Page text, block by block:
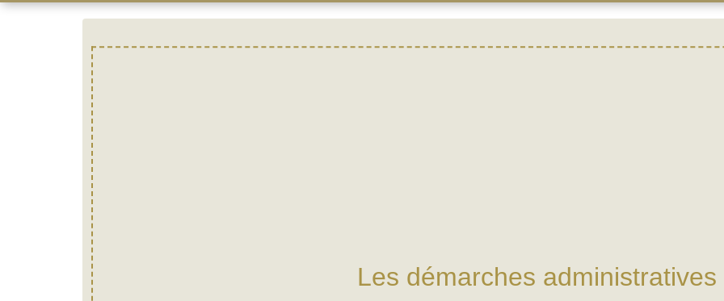
Les démarches administratives